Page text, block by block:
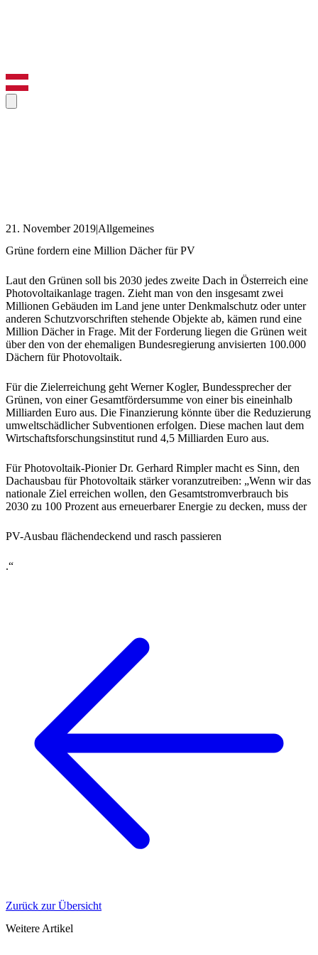
21. November 2019|Allgemeines
Grüne fordern eine Million Dächer für PV
Laut den Grünen soll bis 2030 jedes zweite Dach in Österreich eine
Photovoltaikanlage tragen. Zieht man von den insgesamt zwei
Millionen Gebäuden im Land jene unter Denkmalschutz oder unter
anderen Schutzvorschriften stehende Objekte ab, kämen rund eine
Million Dächer in Frage. Mit der Forderung liegen die Grünen weit
über den von der ehemaligen Bundesregierung anvisierten 100.000
Dächern für Photovoltaik.
Für die Zielerreichung geht Werner Kogler, Bundessprecher der
Grünen, von einer Gesamtfördersumme von einer bis eineinhalb
Milliarden Euro aus. Die Finanzierung könnte über die Reduzierung
umweltschädlicher Subventionen erfolgen. Diese machen laut dem
Wirtschaftsforschungsinstitut rund 4,5 Milliarden Euro aus.
Für Photovoltaik-Pionier Dr. Gerhard Rimpler macht es Sinn, den
Dachausbau für Photovoltaik stärker voranzutreiben: „Wenn wir das
nationale Ziel erreichen wollen, den Gesamtstromverbrauch bis
2030 zu 100 Prozent aus erneuerbarer Energie zu decken, muss der
PV-Ausbau flächendeckend und rasch passieren
.“
Zurück zur Übersicht
Weitere Artikel